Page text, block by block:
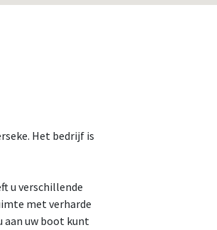
Het bedrijf is
u verschillende
met verharde
aan uw boot kunt